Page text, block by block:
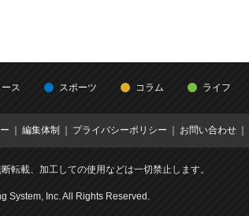
ス スポーツ コラム ライフ
編集体制 プライバシーポリシー お問い合わせ
転載、加工しての使用などは一切禁止します。
System, Inc. All Rights Reserved.